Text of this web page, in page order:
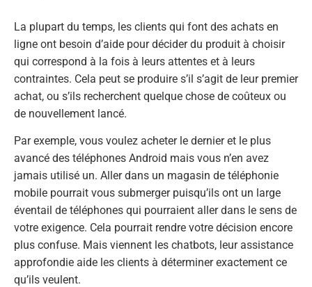
La plupart du temps, les clients qui font des achats en
ligne ont besoin d’aide pour décider du produit à choisir
qui correspond à la fois à leurs attentes et à leurs
contraintes. Cela peut se produire s’il s’agit de leur premier
achat, ou s’ils recherchent quelque chose de coûteux ou
de nouvellement lancé.
Par exemple, vous voulez acheter le dernier et le plus
avancé des téléphones Android mais vous n’en avez
jamais utilisé un. Aller dans un magasin de téléphonie
mobile pourrait vous submerger puisqu’ils ont un large
éventail de téléphones qui pourraient aller dans le sens de
votre exigence. Cela pourrait rendre votre décision encore
plus confuse. Mais viennent les chatbots, leur assistance
approfondie aide les clients à déterminer exactement ce
qu’ils veulent.